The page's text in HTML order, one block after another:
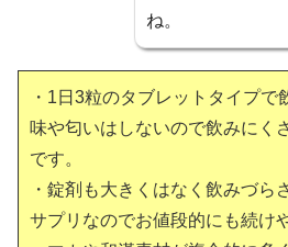
ね。
・1日3粒のタブレットタイプで
味や匂いはしないので飲みにく
です。
・錠剤も大きくはなく飲みづら
サプリなのでお値段的にも続け